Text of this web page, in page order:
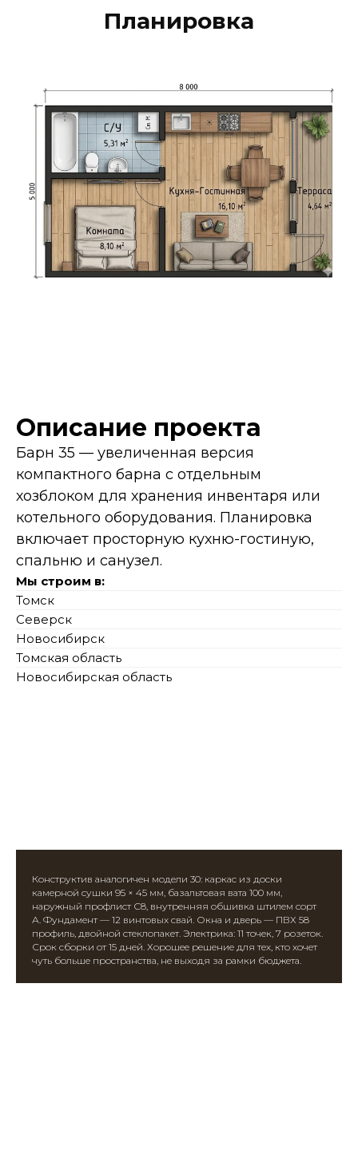
Планировка
Описание проекта
Барн 35 — увеличенная версия
компактного барна с отдельным
хозблоком для хранения инвентаря или
котельного оборудования. Планировка
включает просторную кухню-гостиную,
спальню и санузел.
Мы строим в:
Томск
Северск
Новосибирск
Томская область
Новосибирская область
Конструктив аналогичен модели 30: каркас из доски
камерной сушки 95 × 45 мм, базальтовая вата 100 мм,
наружный профлист С8, внутренняя обшивка штилем сорт
А. Фундамент — 12 винтовых свай. Окна и дверь — ПВХ 58
профиль, двойной стеклопакет. Электрика: 11 точек, 7 розеток.
Срок сборки от 15 дней. Хорошее решение для тех, кто хочет
чуть больше пространства, не выходя за рамки бюджета.